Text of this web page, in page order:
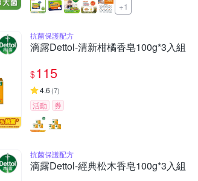
+1
抗菌保護配方
滴露Dettol-清新柑橘香皂100g*3入組
$115
4.6 (7)
活動 券
抗菌保護配方
滴露Dettol-經典松木香皂100g*3入組